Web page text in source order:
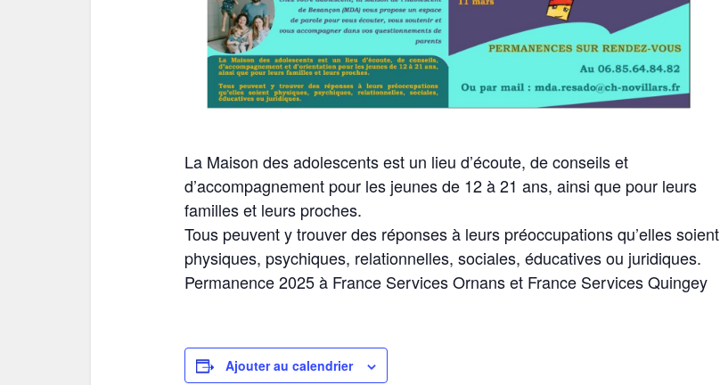
La Maison des adolescents est un lieu d’écoute, de conseils et
d’accompagnement pour les jeunes de 12 à 21 ans, ainsi que pour leurs
familles et leurs proches.
Tous peuvent y trouver des réponses à leurs préoccupations qu’elles soient
physiques, psychiques, relationnelles, sociales, éducatives ou juridiques.
Permanence 2025 à France Services Ornans et France Services Quingey
Ajouter au calendrier